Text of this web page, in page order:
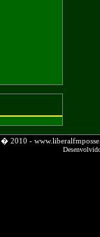
� 2010 -